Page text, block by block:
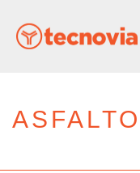
ASFALTO